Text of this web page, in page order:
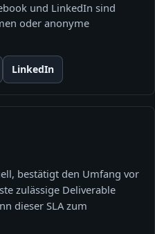
und LinkedIn sind
oder anonyme
LinkedIn
bestätigt den Umfang vor
zulässige Deliverable
dieser SLA zum